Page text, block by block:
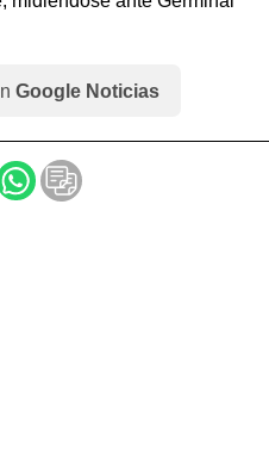
Google Noticias